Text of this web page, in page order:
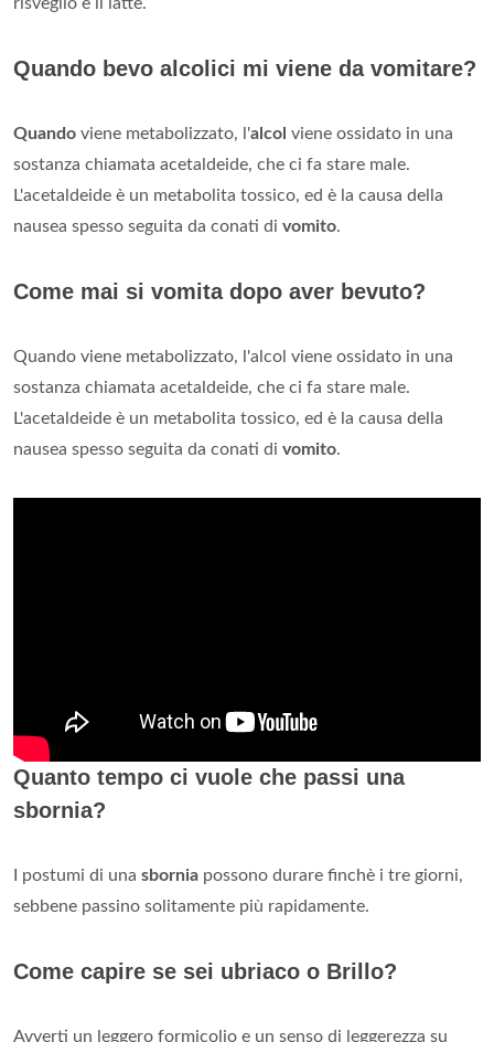
Quando bevo alcolici mi viene da vomitare?
Quando viene metabolizzato, l'alcol viene ossidato in una
sostanza chiamata acetaldeide, che ci fa stare male.
L'acetaldeide è un metabolita tossico, ed è la causa della
nausea spesso seguita da conati di vomito.
Come mai si vomita dopo aver bevuto?
Quando viene metabolizzato, l'alcol viene ossidato in una
sostanza chiamata acetaldeide, che ci fa stare male.
L'acetaldeide è un metabolita tossico, ed è la causa della
nausea spesso seguita da conati di vomito.
Quanto tempo ci vuole che passi una
sbornia?
I postumi di una sbornia possono durare finchè i tre giorni,
sebbene passino solitamente più rapidamente.
Come capire se sei ubriaco o Brillo?
Avverti un leggero formicolio e un senso di leggerezza su